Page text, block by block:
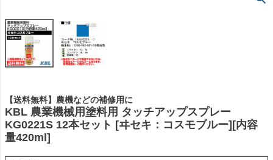
【送料無料】農機などの補修用に
KBL 農業機械用塗料用 タッチアップスプレー
KG0221S 12本セット [ヰセキ：コスモブルー][内容
量420ml]